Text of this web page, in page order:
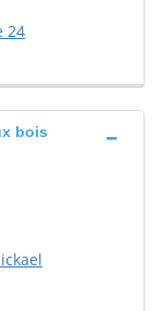
24
bois